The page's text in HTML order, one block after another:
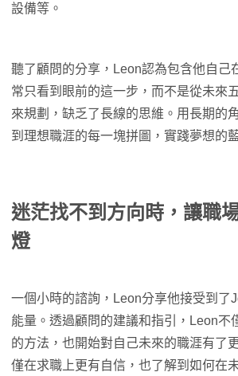
設備等。
聽了顧問的分享，Leon認為包含他自己
常只看到眼前的這一步，而不是從未來
來規劃，缺乏了長線的思維。用長期的
到理想職涯的每一塊拼圖，實踐夢想的
迷茫找不到方向時，讓職
燈
一個小時的諮詢，Leon分享他接受到了
能量。透過顧問的建議和指引，Leon不
的方法，也開始對自己未來的職涯有了
僅在求職上更有自信，也了解到如何在